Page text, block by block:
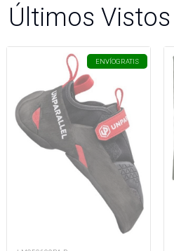
Últimos Vistos
ENVÍOGRATIS